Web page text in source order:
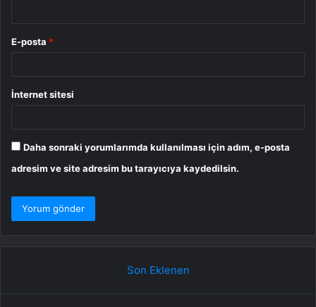
E-posta *
İnternet sitesi
Daha sonraki yorumlarımda kullanılması için adım, e-posta
adresim ve site adresim bu tarayıcıya kaydedilsin.
Son Eklenen